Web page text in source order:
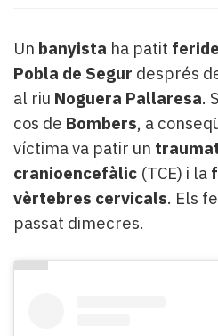
Pallars
Contingut
patrocinat
més
llegit...
Editorial
Un banyista ha patit
Pobla de Segur després
al riu Noguera Pallaresa.
cos de Bombers, a
víctima va patir un
cranioencefàlic (TCE) i la
vèrtebres cervicals. Els
passat dimecres.